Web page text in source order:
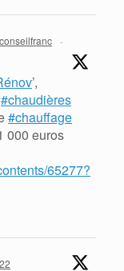
·
’,
#chaudières
#chauffage
000 euros
65277?